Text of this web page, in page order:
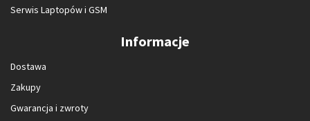
Serwis Laptopów i GSM
Informacje
Dostawa
Zakupy
Gwarancja i zwroty